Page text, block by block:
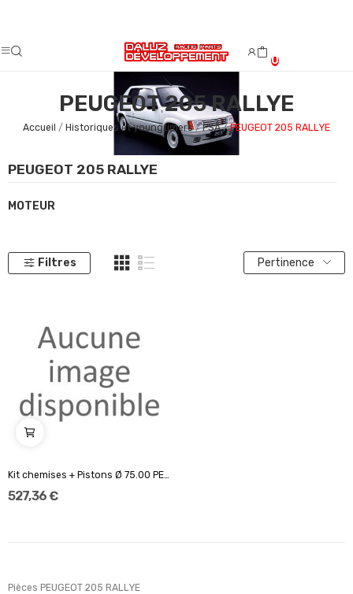
0
PEUGEOT 205 RALLYE
Accueil Historiques et youngtimers PSA PEUGEOT 205 RALLYE
PEUGEOT 205 RALLYE
MOTEUR
Filtres Pertinence
Kit chemises + Pistons Ø 75.00 PEUGEOT- CITROEN...
527,36 €
Pièces PEUGEOT 205 RALLYE